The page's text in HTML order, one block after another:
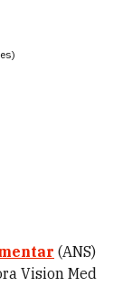
(ANS)
Vision Med